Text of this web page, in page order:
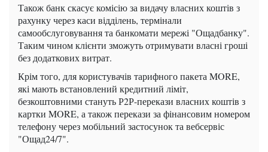
Також банк скасує комісію за видачу власних коштів з
рахунку через каси відділень, термінали
самообслуговування та банкомати мережі "Ощадбанку".
Таким чином клієнти зможуть отримувати власні гроші
без додаткових витрат.
Крім того, для користувачів тарифного пакета MORE,
які мають встановлений кредитний ліміт,
безкоштовними стануть Р2Р-перекази власних коштів з
картки MORE, а також перекази за фінансовим номером
телефону через мобільний застосунок та вебсервіс
"Ощад24/7".